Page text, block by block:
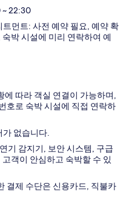
~ 22:30
먼트: 사전 예약 필요, 예약 확
박 시설에 미리 연락하여 예
에 따라 객실 연결이 가능하며,
호로 숙박 시설에 직접 연락하
가 없습니다.
기 감지기, 보안 시스템, 구급
객이 안심하고 숙박할 수 있
결제 수단은 신용카드, 직불카